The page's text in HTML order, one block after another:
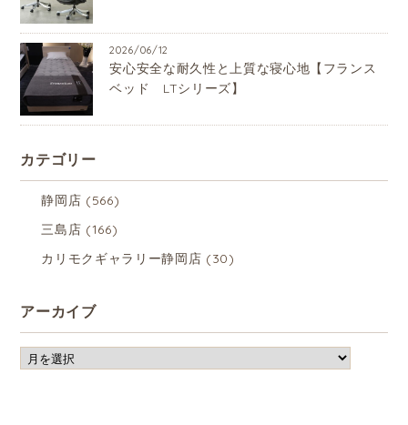
2026/06/12
安心安全な耐久性と上質な寝心地【フランス
ベッド LTシリーズ】
カテゴリー
静岡店 (566)
三島店 (166)
カリモクギャラリー静岡店 (30)
アーカイブ